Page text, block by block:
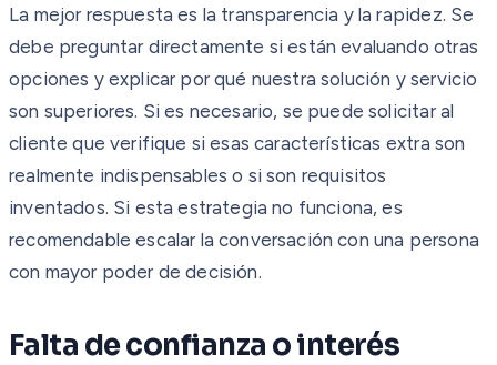
La mejor respuesta es la transparencia y la rapidez. Se
debe preguntar directamente si están evaluando otras
opciones y explicar por qué nuestra solución y servicio
son superiores. Si es necesario, se puede solicitar al
cliente que verifique si esas características extra son
realmente indispensables o si son requisitos
inventados. Si esta estrategia no funciona, es
recomendable escalar la conversación con una persona
con mayor poder de decisión.
Falta de confianza o interés